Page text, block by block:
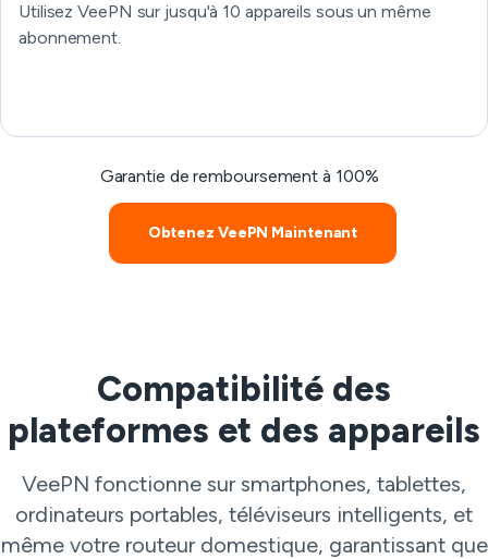
Utilisez VeePN sur jusqu'à 10 appareils sous un même
abonnement.
Garantie de remboursement à 100%
Obtenez VeePN Maintenant
Compatibilité des
plateformes et des appareils
VeePN fonctionne sur smartphones, tablettes,
ordinateurs portables, téléviseurs intelligents, et
même votre routeur domestique, garantissant que